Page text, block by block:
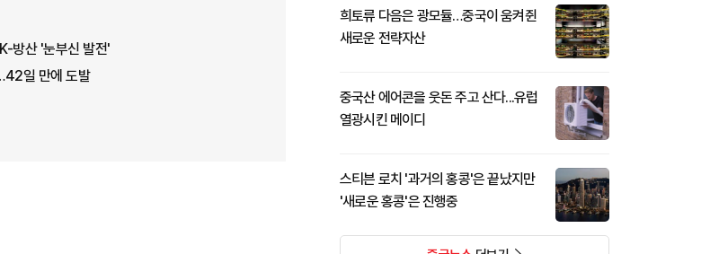
방산 '눈부신 발전'
일 만에 도발
희토류 다음은 광모듈…중국이 움켜쥔
새로운 전략자산
중국산 에어콘을 웃돈 주고 산다...유럽
열광시킨 메이디
스티븐 로치 '과거의 홍콩'은 끝났지만
'새로운 홍콩'은 진행중